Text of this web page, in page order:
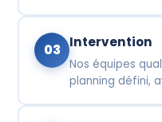
03 Intervention
Nos équipes
planning défini,